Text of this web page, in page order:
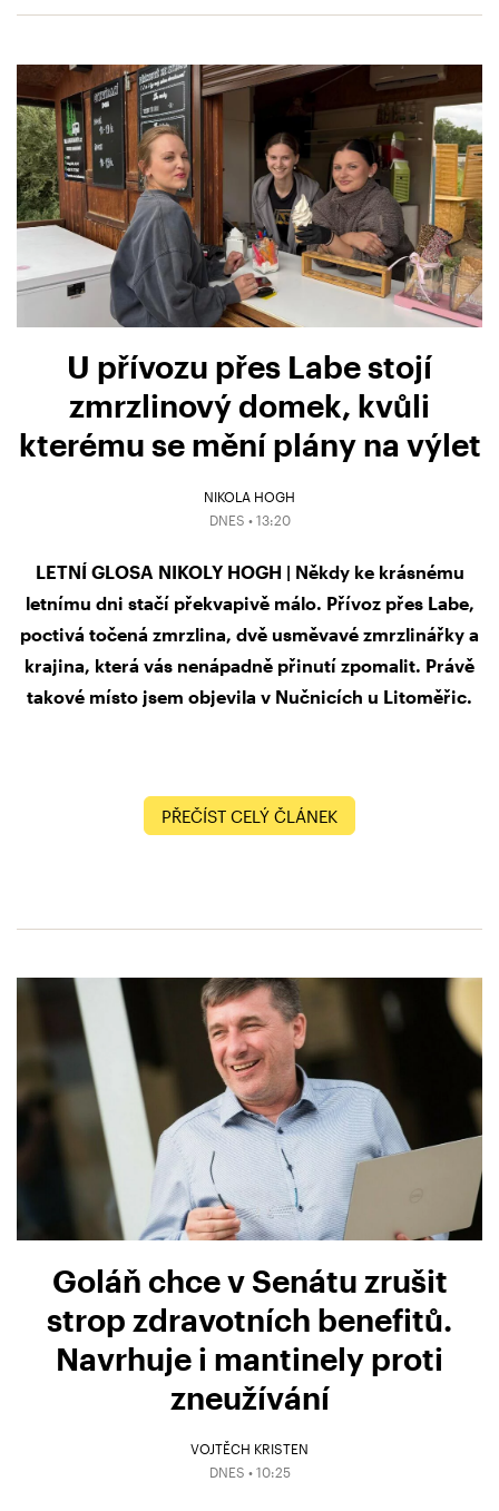
U přívozu přes Labe stojí
zmrzlinový domek, kvůli
kterému se mění plány na výlet
NIKOLA HOGH
DNES • 13:20
LETNÍ GLOSA NIKOLY HOGH | Někdy ke krásnému
letnímu dni stačí překvapivě málo. Přívoz přes Labe,
poctivá točená zmrzlina, dvě usměvavé zmrzlinářky a
krajina, která vás nenápadně přinutí zpomalit. Právě
takové místo jsem objevila v Nučnicích u Litoměřic.
PŘEČÍST CELÝ ČLÁNEK
Goláň chce v Senátu zrušit
strop zdravotních benefitů.
Navrhuje i mantinely proti
zneužívání
VOJTĚCH KRISTEN
DNES • 10:25